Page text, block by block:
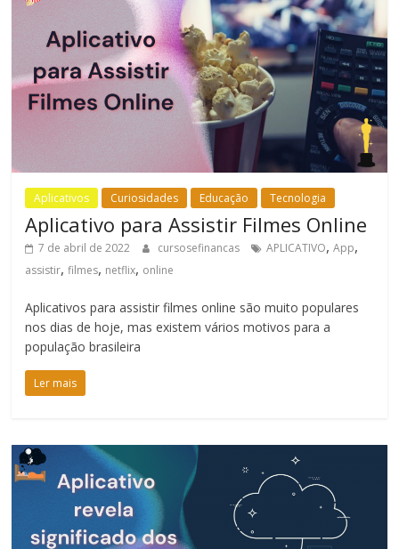
Aplicativos Curiosidades Educação Tecnologia
Aplicativo para Assistir Filmes Online
7 de abril de 2022 cursosefinancas APLICATIVO,App,
assistir,filmes, netflix, online
Aplicativos para assistir filmes online são muito populares
nos dias de hoje, mas existem vários motivos para a
população brasileira
Ler mais